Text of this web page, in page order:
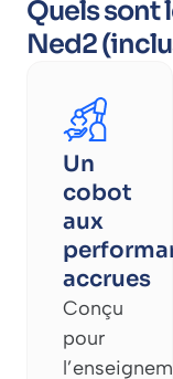
Quels sont
Ned2
Un
cobot
aux
accrues
Conçu
pour